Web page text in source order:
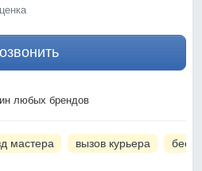
любых брендов
мастера вызов курьера